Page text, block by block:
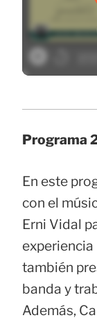
Programa
En este
con el
Erni Vidal
también
banda y
Además,